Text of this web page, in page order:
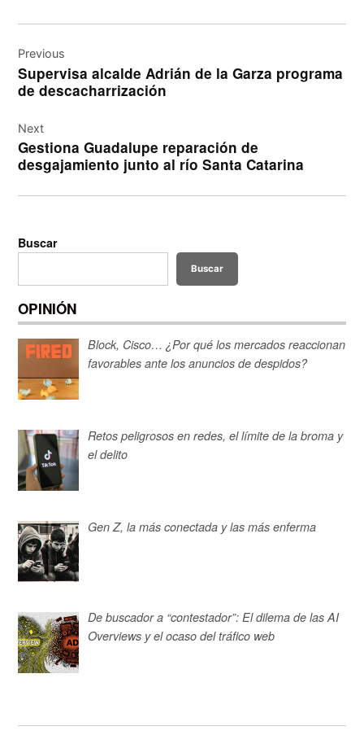
de
entradas
Previous
Supervisa alcalde Adrián de la Garza programa
de descacharrización
Next
Gestiona Guadalupe reparación de
desgajamiento junto al río Santa Catarina
Buscar
Buscar
OPINIÓN
Block, Cisco… ¿Por qué los mercados reaccionan
favorables ante los anuncios de despidos?
Retos peligrosos en redes, el límite de la broma y
el delito
Gen Z, la más conectada y las más enferma
De buscador a “contestador”: El dilema de las AI
Overviews y el ocaso del tráfico web